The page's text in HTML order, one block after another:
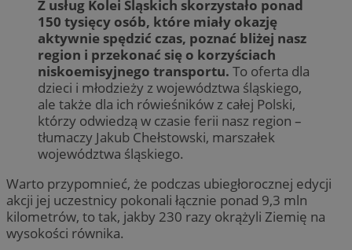
Z usług Kolei Śląskich skorzystało ponad
150 tysięcy osób, które miały okazję
aktywnie spędzić czas, poznać bliżej nasz
region i przekonać się o korzyściach
niskoemisyjnego transportu. To oferta dla
dzieci i młodzieży z województwa śląskiego,
ale także dla ich rówieśników z całej Polski,
którzy odwiedzą w czasie ferii nasz region –
tłumaczy Jakub Chełstowski, marszałek
województwa śląskiego.
Warto przypomnieć, że podczas ubiegłorocznej edycji
akcji jej uczestnicy pokonali łącznie ponad 9,3 mln
kilometrów, to tak, jakby 230 razy okrążyli Ziemię na
wysokości równika.